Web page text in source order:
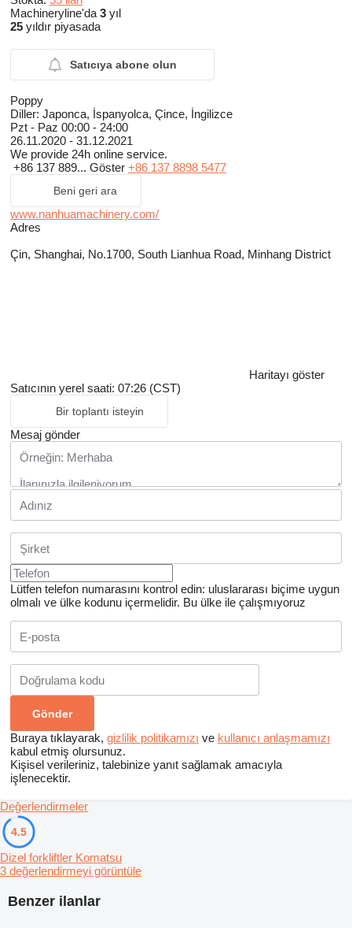
Machineryline'da 3 yıl
25 yıldır piyasada
Satıcıya abone olun
Poppy
Diller: Japonca, İspanyolca, Çince, İngilizce
Pzt - Paz 00:00 - 24:00
26.11.2020 - 31.12.2021
We provide 24h online service.
+86 137 889... Göster +86 137 8898 5477
Beni geri ara
www.nanhuamachinery.com/
Adres
Çin, Shanghai, No.1700, South Lianhua Road, Minhang District
Haritayı göster
Satıcının yerel saati: 07:26 (CST)
Bir toplantı isteyin
Mesaj gönder
Lütfen telefon numarasını kontrol edin: uluslararası biçime uygun
olmalı ve ülke kodunu içermelidir. Bu ülke ile çalışmıyoruz
Buraya tıklayarak, gizlilik politikamızı ve kullanıcı anlaşmamızı
kabul etmiş olursunuz.
Kişisel verileriniz, talebinize yanıt sağlamak amacıyla
işlenecektir.
Benzer ilanlar
Değerlendirmeler
4.5
Dizel forkliftler Komatsu
3 değerlendirmeyi görüntüle